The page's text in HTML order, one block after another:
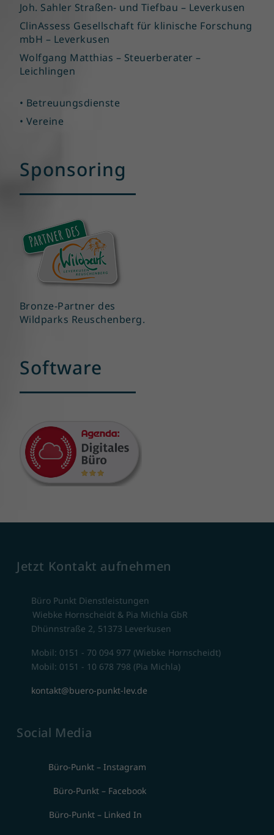
Joh. Sahler Straßen- und Tiefbau – Leverkusen
ClinAssess Gesellschaft für klinische Forschung
mbH – Leverkusen
Wolfgang Matthias – Steuerberater –
Leichlingen
• Betreuungsdienste
• Vereine
Sponsoring
Bronze-Partner des
Wildparks Reuschenberg.
Software
Jetzt Kontakt aufnehmen
Büro Punkt Dienstleistungen
Wiebke Hornscheidt & Pia Michla GbR
Dhünnstraße 2, 51373 Leverkusen
Mobil: 0151 - 70 094 977 (Wiebke Hornscheidt)
Mobil: 0151 - 10 678 798 (Pia Michla)
kontakt@buero-punkt-lev.de
Social Media
Büro-Punkt – Instagram
Büro-Punkt – Facebook
Büro-Punkt – Linked In